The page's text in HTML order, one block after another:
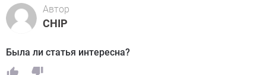
Автор
CHIP
Была ли статья интересна?